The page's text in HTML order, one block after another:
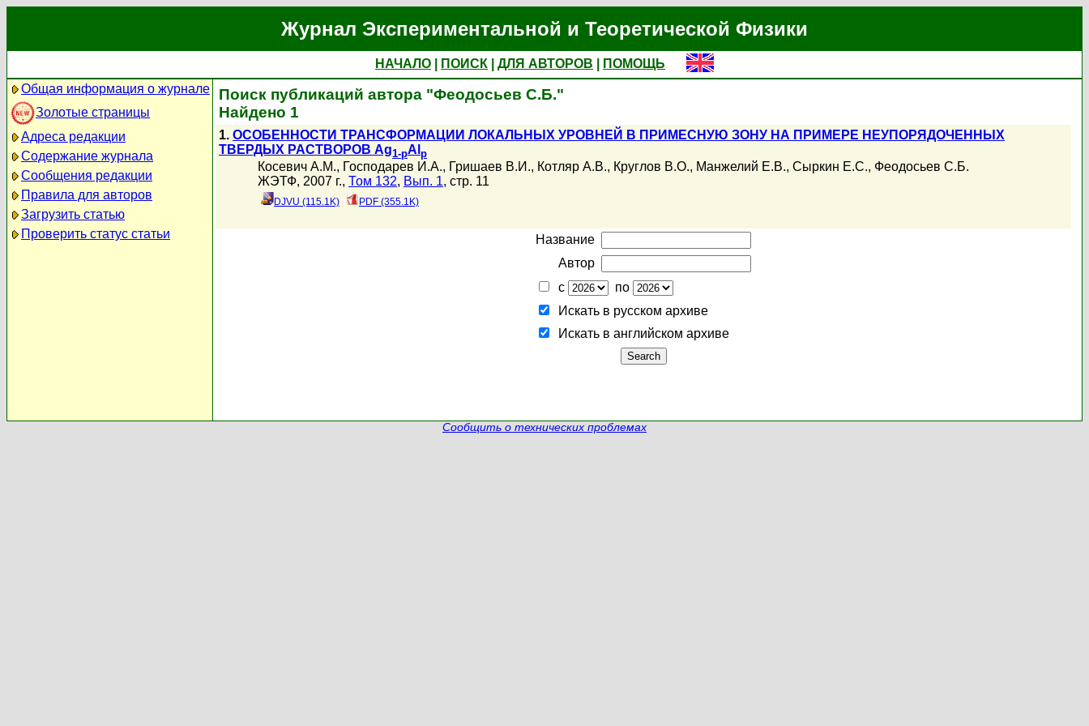
Журнал Экспериментальной и Теоретической Физики
НАЧАЛО ПОИСК ДЛЯ АВТОРОВ
ПОМОЩЬ
Общая информация о журнале
Золотые страницы
Адреса редакции
Содержание журнала
Сообщения редакции
Правила для авторов
Загрузить статью
Проверить статус статьи
Поиск публикаций автора "Феодосьев С.Б."
Найдено 1
1. ОСОБЕННОСТИ ТРАНСФОРМАЦИИ ЛОКАЛЬНЫХ УРОВНЕЙ В ПРИМЕСНУЮ ЗОНУ НА ПРИМЕРЕ НЕУПОРЯДОЧЕННЫХ
ТВЕРДЫХ РАСТВОРОВ Ag1-pAl p
Косевич А.М., Господарев И.А., Гришаев В.И., Котляр А.В., Круглов В.О., Манжелий Е.В., Сыркин Е.С., Феодосьев С.Б.
ЖЭТФ, 2007 г., Том 132, Вып. 1, стр. 11
DJVU (115.1K) PDF (355.1K)
Название
Автор
с
по
Искать в русском архиве
Искать в английском архиве
Сообщить о технических проблемах